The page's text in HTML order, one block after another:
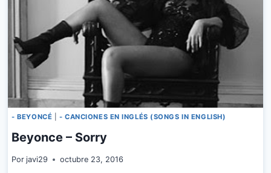
- BEYONCÉ - CANCIONES EN INGLÉS (SONGS IN ENGLISH)
Beyonce – Sorry
Por javi29 octubre 23, 2016